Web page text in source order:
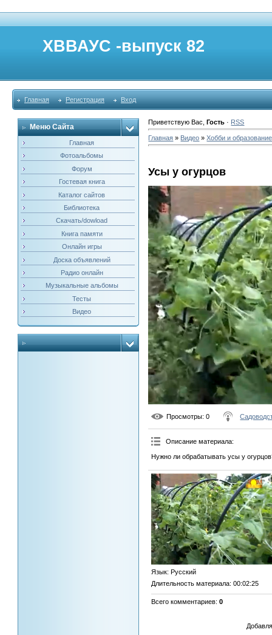
ХВВАУС -выпуск 82
Главная Регистрация Вход
Меню Сайта
Главная
Фотоальбомы
Форум
Гостевая книга
Каталог сайтов
Библиотека
Скачать/dowload
Книга памяти
Онлайн игры
Доска объявлений
Радио онлайн
Музыкальные альбомы
Тесты
Видео
Приветствую Вас ,Гость · RSS
Главная » Видео »Хобби и образование
Усы у огурцов
Просмотры: 0
Описание материала:
Нужно ли обрабатывать усы у
Язык: Русский
Длительность материала: 00:02:25
Всего комментариев:0